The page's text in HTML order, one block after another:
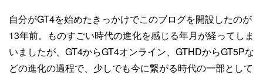
自分がGT4を始めたきっかけでこのブログを開設したのが
13年前。ものすごい時代の進化を感じる年月が経ってしま
いましたが、GT4からGT4オンライン、GTHDからGT5Pな
どの進化の過程で、少しでも今に繋がる時代の一部として